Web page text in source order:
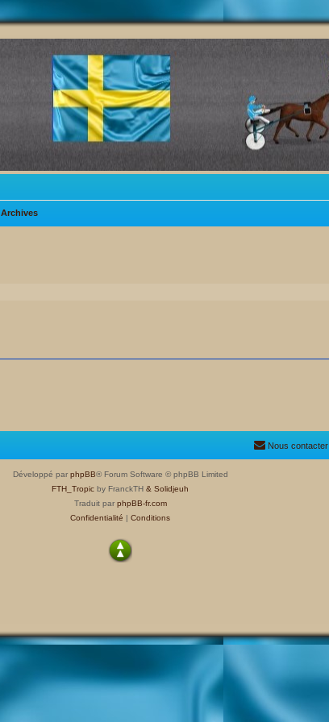
Archives
Nous contacter
Développé par phpBB® Forum Software © phpBB Limited
FTH_Tropic by FranckTH & Solidjeuh
Traduit par phpBB-fr.com
Confidentialité | Conditions